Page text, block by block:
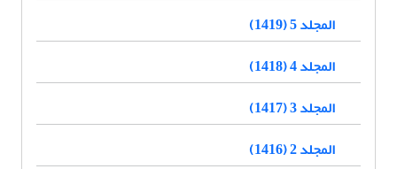
المجلد 5 (1419)
المجلد 4 (1418)
المجلد 3 (1417)
المجلد 2 (1416)